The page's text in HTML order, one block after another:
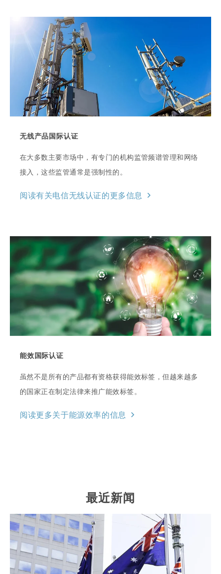
无线产品国际认证
在大多数主要市场中，有专门的机构监管频谱管理和网络
接入，这些监管通常是强制性的。
阅读有关电信无线认证的更多信息
能效国际认证
虽然不是所有的产品都有资格获得能效标签，但越来越多
的国家正在制定法律来推广能效标签。
阅读更多关于能源效率的信息
最近新闻